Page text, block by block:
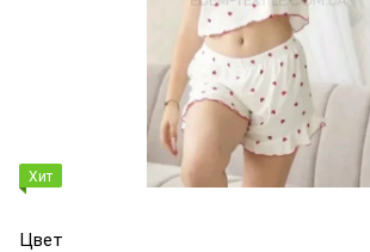
Хит
Цвет